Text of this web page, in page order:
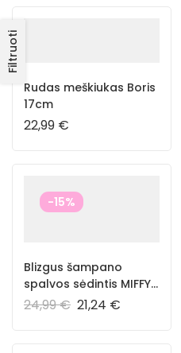
Filtruoti
Rudas meškiukas Boris
17cm
22,99 €
-15%
Blizgus šampano
spalvos sėdintis MIFFY
23cm
24,99€ 21,24 €